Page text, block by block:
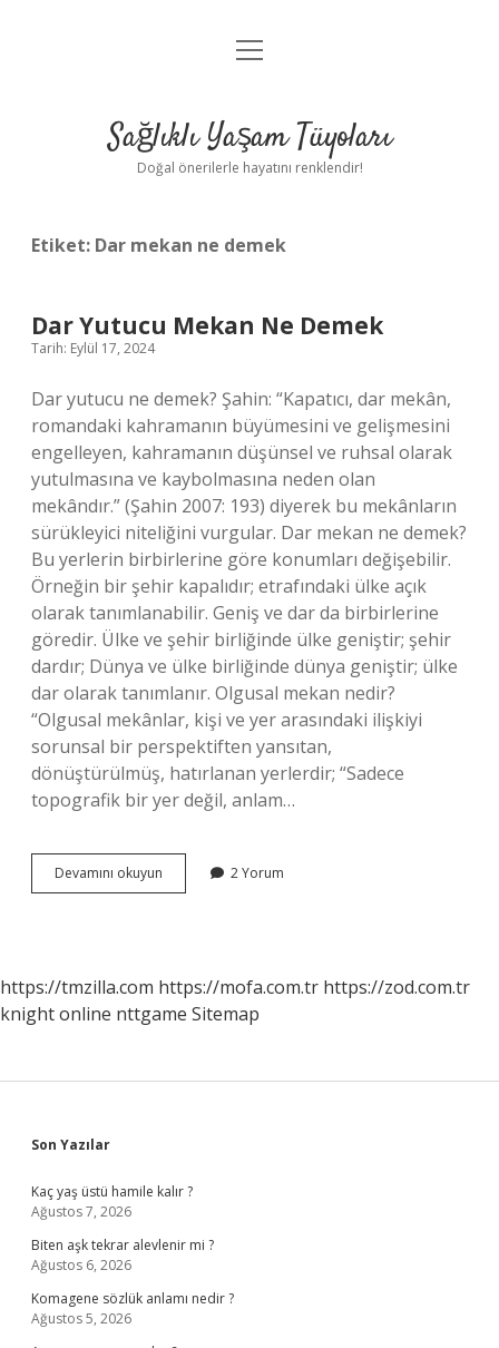
Anasayfa
Yasal Uyarı
menüyü
Sağlıklı Yaşam Tüyoları
Doğal önerilerle hayatını renklendir!
Etiket: Dar mekan ne demek
Dar Yutucu Mekan Ne Demek
Tarih: Eylül 17, 2024
Dar yutucu ne demek? Şahin: “Kapatıcı, dar mekân,
romandaki kahramanın büyümesini ve gelişmesini
engelleyen, kahramanın düşünsel ve ruhsal olarak
yutulmasına ve kaybolmasına neden olan
mekândır.” (Şahin 2007: 193) diyerek bu mekânların
sürükleyici niteliğini vurgular. Dar mekan ne demek?
Bu yerlerin birbirlerine göre konumları değişebilir.
Örneğin bir şehir kapalıdır; etrafındaki ülke açık
olarak tanımlanabilir. Geniş ve dar da birbirlerine
göredir. Ülke ve şehir birliğinde ülke geniştir; şehir
dardır; Dünya ve ülke birliğinde dünya geniştir; ülke
dar olarak tanımlanır. Olgusal mekan nedir?
“Olgusal mekânlar, kişi ve yer arasındaki ilişkiyi
sorunsal bir perspektiften yansıtan,
dönüştürülmüş, hatırlanan yerlerdir; “Sadece
topografik bir yer değil, anlam…
Devamını okuyun
Yutucu
2 Yorum
https://tmzilla.com https://mofa.com.tr https://zod.com.tr
knight online nttgame Sitemap
Sidebar
Son Yazılar
Kaç yaş üstü hamile kalır ?
Ağustos 7, 2026
Biten aşk tekrar alevlenir mi ?
Ağustos 6, 2026
Komagene sözlük anlamı nedir ?
Ağustos 5, 2026